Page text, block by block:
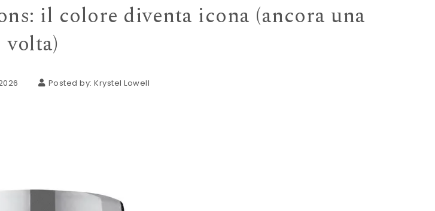
il colore diventa icona (ancora una
volta)
Posted by:Krystel Lowell